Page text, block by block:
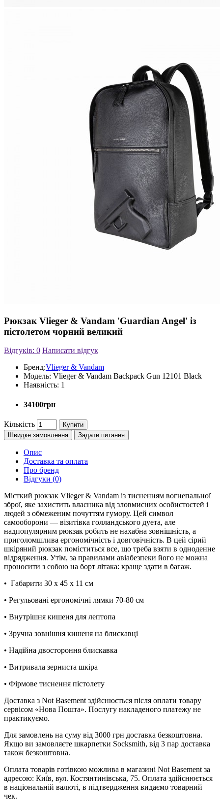
Рюкзак Vlieger & Vandam 'Guardian Angel' із
пістолетом чорний великий
Відгуків: 0 Написати відгук
Бренд:Vlieger & Vandam
Модель: Vlieger & Vandam Backpack Gun 12101 Black
Наявність: 1
34100грн
Кількість
Купити
Швидке замовлення
Задати питання
Опис
Доставка та оплата
Про бренд
Відгуки (0)
Місткий рюкзак Vlieger & Vandam із тисненням вогнепальної
зброї, яке захистить власника від зловмисних особистостей і
людей з обмеженим почуттям гумору. Цей символ
самооборони — візитівка голландського дуета, але
надпопулярним рюкзак робить не нахабна зовнішність, а
приголомшлива ергономічність і довговічність. В цей сірий
шкіряний рюкзак поміститься все, що треба взяти в одноденне
відрядження. Утім, за правилами авіабезпеки його не можна
проносити з собою на борт літака: краще здати в багаж.
• Габарити 30 x 45 x 11 см
• Регульовані ергономічні лямки 70-80 см
• Внутрішня кишеня для лептопа
• Зручна зовнішня кишеня на блискавці
• Надійна двостороння блискавка
• Витривала зерниста шкіра
• Фірмове тиснення пістолету
Доставка з Not Basement здійснюється після оплати товару
сервісом «Нова Пошта». Послугу накладеного платежу не
практикуємо.
Для замовлень на суму від 3000 грн доставка безкоштовна.
Якщо ви замовляєте шкарпетки Socksmith, від 3 пар доставка
також безкоштовна.
Оплата товарів готівкою можлива в магазині Not Basement за
адресою: Київ, вул. Костянтинівська, 75. Оплата здійснюється
в національній валюті, в підтвердження видаємо товарний
чек.